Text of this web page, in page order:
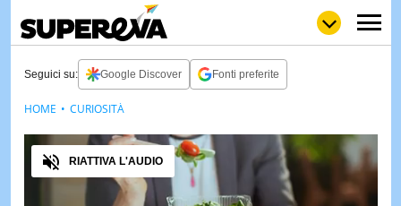
LOLGULP
LOVENEWS
STORIE
VIDEO
Seguici su: Google Discover Fonti preferite
Audio
RIATTIVA L'AUDIO
HOME CURIOSITÀ